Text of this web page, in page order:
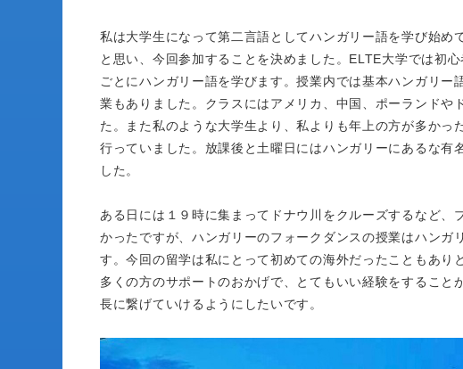
私は大学生になって第二言語としてハンガリー語を学び始
と思い、今回参加することを決めました。ELTE大学では初
ごとにハンガリー語を学びます。授業内では基本ハンガリ
業もありました。クラスにはアメリカ、中国、ポーランド
た。また私のような大学生より、私よりも年上の方が多か
行っていました。放課後と土曜日にはハンガリーにあるな
した。
ある日には１９時に集まってドナウ川をクルーズするなど
かったですが、ハンガリーのフォークダンスの授業はハン
す。今回の留学は私にとって初めての海外だったこともあ
多くの方のサポートのおかげで、とてもいい経験をするこ
長に繋げていけるようにしたいです。